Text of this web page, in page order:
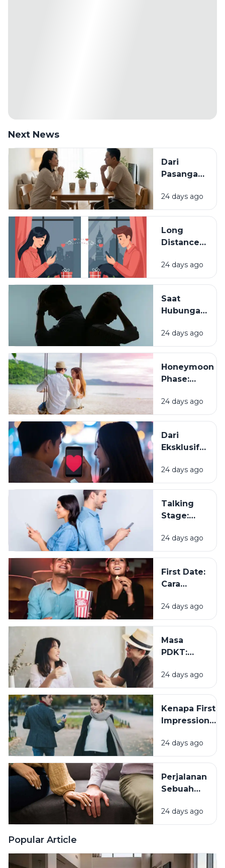
Next News
Dari
Pasangan
Seumur
Hidup:
Hubungan
Disebut
24 days ago
Long
Distance
(LDR):
Tantangan
Menjaganya
24 days ago
Saat
Hubungan
Konflik,
Kompromi,
Komunikasi
24 days ago
Honeymoon
Phase:
Semua
Terasa
Awal
Hubungan?
24 days ago
Dari
Eksklusif
Pacaran,
Apa
24 days ago
Talking
Stage:
Dekat, tapi
Belum
24 days ago
First Date:
Cara
Kesan
Pertama
24 days ago
Masa
PDKT:
Seseorang
Tanpa
buru
24 days ago
Kenapa First
Impression
Menentukan
Ketertarikan?
24 days ago
Perjalanan
Sebuah
Memahami
Setiap
Kisah
24 days ago
Popular Article